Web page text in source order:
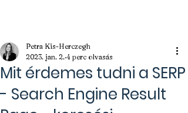
Mit érdemes tudni a SERP
- Search Engine Result
Petra Kis-Herczegh
2023. jan. 2. 4 perc olvasás